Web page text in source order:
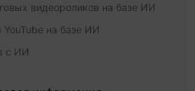
видеороликов на базе ИИ
YouTube на базе ИИ
с ИИ